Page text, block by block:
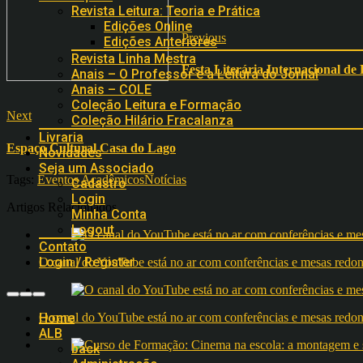
Revista Leitura: Teoria e Prática
Edições Online
Edições Anteriores
Revista Linha Mestra
Anais – O Professor e a Leitura do Jornal
Anais – COLE
Coleção Leitura e Formação
Coleção Hilário Fracalanza
Livraria
Novidades
Seja um Associado
Cadastro
Login
Minha Conta
Logout
Contato
Login / Register
Home
ALB
back
Previous
Festa Literária Internacional de
Next
Espaço Cultural Casa do Lago
Tags: Eventos AcadêmicosNotícias
Artigos Relacionados
O canal do YouTube está no ar com conferências e mesas
O canal do YouTube está no ar com conferências e mesas